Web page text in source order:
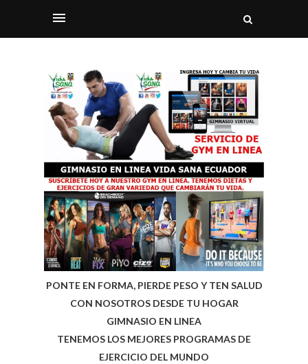
PONTE EN FORMA, PIERDE PESO Y TEN SALUD
CON NOSOTROS DESDE TU HOGAR
GIMNASIO EN LINEA
TENEMOS LOS MEJORES PROGRAMAS DE
EJERCICIO DEL MUNDO